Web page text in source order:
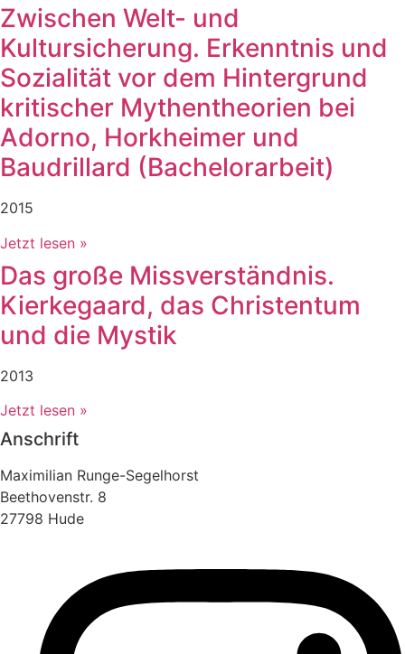
Zwischen Welt- und
Kultursicherung. Erkenntnis und
Sozialität vor dem Hintergrund
kritischer Mythentheorien bei
Adorno, Horkheimer und
Baudrillard (Bachelorarbeit)
2015
Jetzt lesen »
Das große Missverständnis.
Kierkegaard, das Christentum
und die Mystik
2013
Jetzt lesen »
Anschrift
Maximilian Runge-Segelhorst
Beethovenstr. 8
27798 Hude